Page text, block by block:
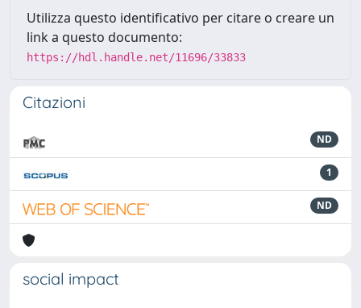
Utilizza questo identificativo per citare o creare un
link a questo documento:
https://hdl.handle.net/11696/33833
Citazioni
ND
1
ND
social impact